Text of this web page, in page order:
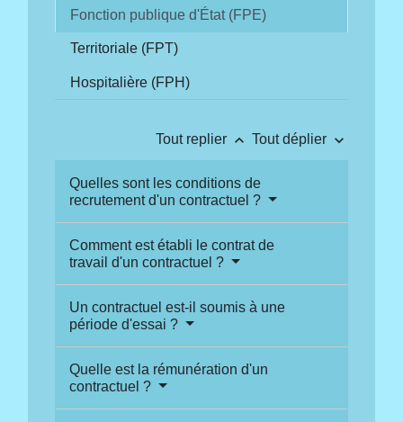
Fonction publique d'État (FPE)
Territoriale (FPT)
Hospitalière (FPH)
Tout replier keyboard_arrow_up Tout déplier keyboard_arrow_down
Quelles sont les conditions de
recrutement d'un contractuel ?
Comment est établi le contrat de
travail d'un contractuel ?
Un contractuel est-il soumis à une
période d'essai ?
Quelle est la rémunération d'un
contractuel ?